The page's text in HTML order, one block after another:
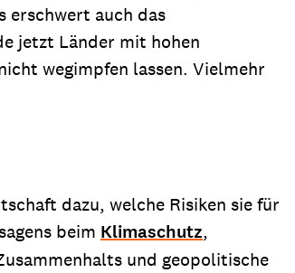
erschwert auch das
jetzt Länder mit hohen
wegimpfen lassen. Vielmehr
dazu, welche Risiken sie für
beim Klimaschutz,
und geopolitische